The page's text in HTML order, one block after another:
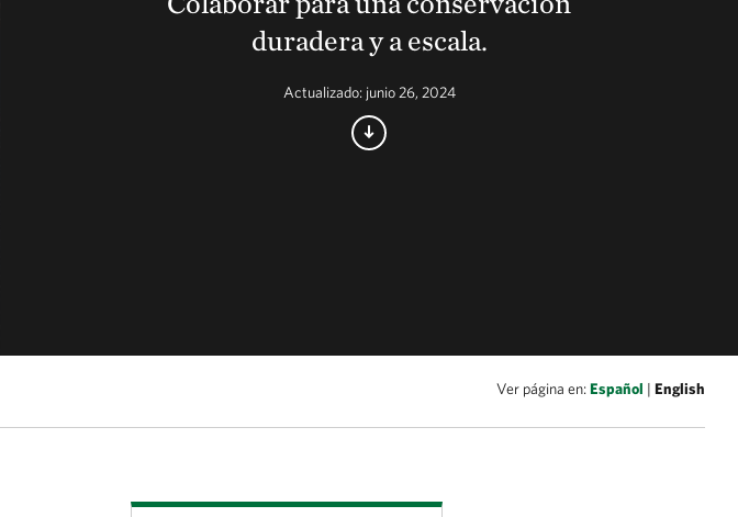
duradera y a escala.
Actualizado: junio 26, 2024
Ver página en:Español | English